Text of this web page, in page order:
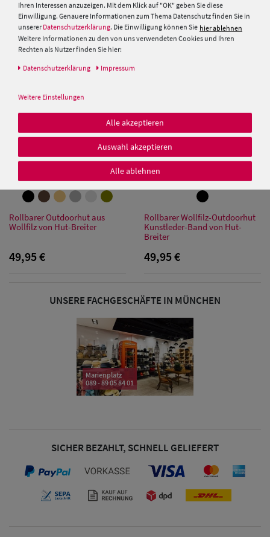
Damen Caps
Baseball Caps
Schutz Caps
Bandana Caps
Sonnenschilder
& Visoren
Damen
Chillouts knautschbarer
Westernhut mit Kinnband
29,99 €
Rollbarer Outdoorhut aus
Wollfilz mit Fransen von Hut-
Breiter
Rollbarer Outdoorhut aus
Wollfilz von Hut-Breiter
49,95 €
Rollbarer Wollfilz-Outdoorhut
Kunstleder-Band von Hut-
Breiter
49,95 €
UNSERE FACHGESCHÄFTE IN MÜNCHEN
Marienplatz
089 - 89 05 84 01
SICHER BEZAHLT, SCHNELL GELIEFERT
Ihren Interessen anzuzeigen. Mit dem Klick auf "OK" geben Sie diese
Einwilligung. Genauere Informationen zum Thema Datenschutz finden Sie in
unserer Datenschutzerklärung. Die Einwilligung können Sie hier ablehnen
Weitere Informationen zu den von uns verwendeten Cookies und Ihren
Rechten als Nutzer finden Sie hier:
Daten­schutz­erklärung Impressum
Weitere Einstellungen
Alle akzeptieren
Auswahl akzeptieren
Alle ablehnen